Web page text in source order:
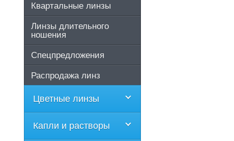
Квартальные линзы
Линзы длительного
ношения
Спецпредложения
Распродажа линз
Цветные линзы
Капли и растворы